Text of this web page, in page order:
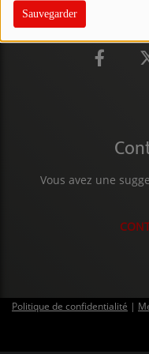
Sauvegarder
PARTICIPEZ
JEUX CONCOURS
L'ŒIL DE L'OIE |
VIDÉOS | L’ŒIL DE L'OIE
PARTENAIRES
Vous avez une
Politique de confidentialité |